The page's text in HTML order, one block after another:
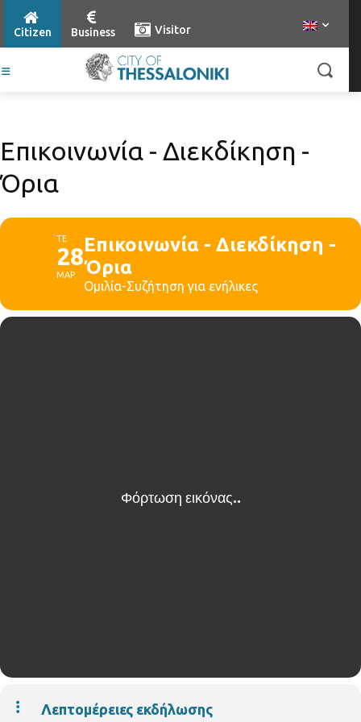
Citizen Business Visitor
Επικοινωνία - Διεκδίκηση -
Όρια
ΤΕ
28
ΜΑΡ
Επικοινωνία - Διεκδίκηση -
Όρια
Ομιλία-Συζήτηση για ενήλικες
Λεπτομέρειες εκδήλωσης